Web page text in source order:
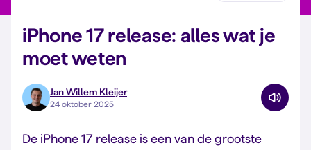
iPhone 17 release: alles wat je
moet weten
Jan Willem Kleijer
24 oktober 2025
De iPhone 17 release is een van de grootste